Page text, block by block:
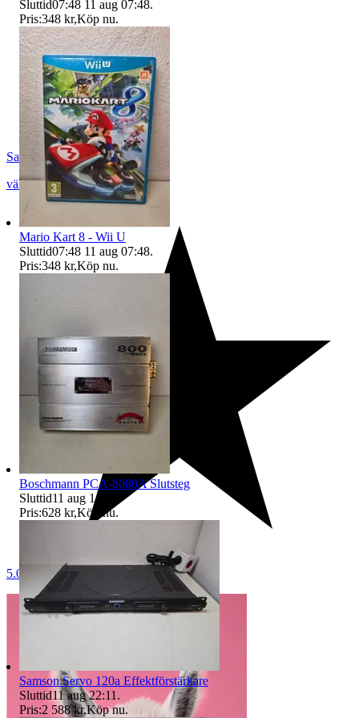
SaraOchPetersButik
vällingby,Sverige
5.0
Sluttid07:48 11 aug 07:48.
Pris:348 kr,Köp nu.
Mario Kart 8 - Wii U
Sluttid07:48 11 aug 07:48.
Pris:348 kr,Köp nu.
Boschmann PCA-8080A Slutsteg
Sluttid11 aug 14:34
Pris:628 kr,Köp nu.
Samson Servo 120a Effektförstärkare
Sluttid11 aug 22:11 .
Pris:2 588 kr,Köp nu.